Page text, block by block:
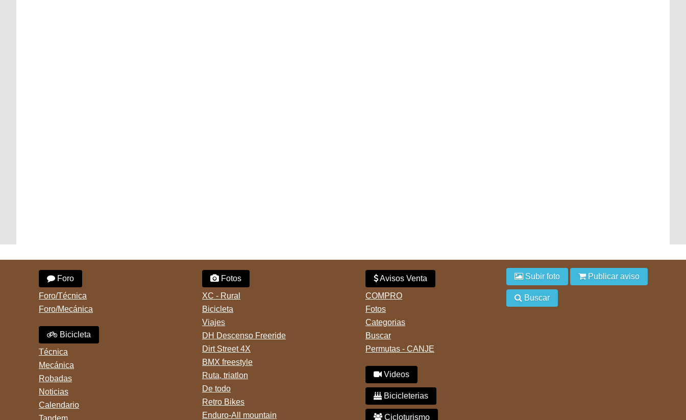
Foro
Foro/Técnica
Foro/Mecánica
Bicicleta
Técnica
Mecánica
Robadas
Noticias
Calendario
Tandem
Fotos
XC - Rural
Bicicleta
Viajes
DH Descenso Freeride
Dirt Street 4X
BMX freestyle
Ruta, triatlon
De todo
Retro Bikes
Enduro-All mountain
Avisos Venta
COMPRO
Fotos
Categorias
Buscar
Permutas - CANJE
Videos
Bicicleterias
Cicloturismo
Subir foto Publicar aviso
Buscar